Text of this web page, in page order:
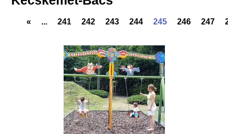
« ... 241 242 243 244 245 246 247